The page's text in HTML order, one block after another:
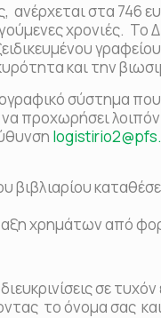
ανέρχεται στα 746
χρονιές.
και την
σύστημα που
προχωρήσει
χρημάτων από
σε
το όνομα σας